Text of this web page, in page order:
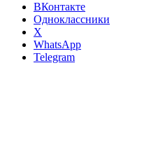
ВКонтакте
Одноклассники
X
WhatsApp
Telegram